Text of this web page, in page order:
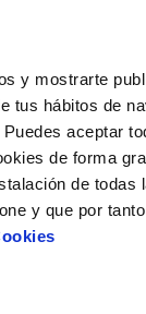
y mostrarte
tus hábitos de
aceptar
de forma
de todas
y que por
DE DATOS
datos bancarios
datos de
DE SERVICIO
(Defensa del
AGUA
ahorro
contratación del